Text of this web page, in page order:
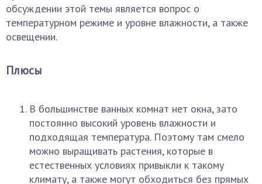
обсуждении этой темы является вопрос о
температурном режиме и уровне влажности, а также
освещении.
Плюсы
В большинстве ванных комнат нет окна, зато
постоянно высокий уровень влажности и
подходящая температура. Поэтому там смело
можно выращивать растения, которые в
естественных условиях привыкли к такому
климату, а также могут обходиться без прямых